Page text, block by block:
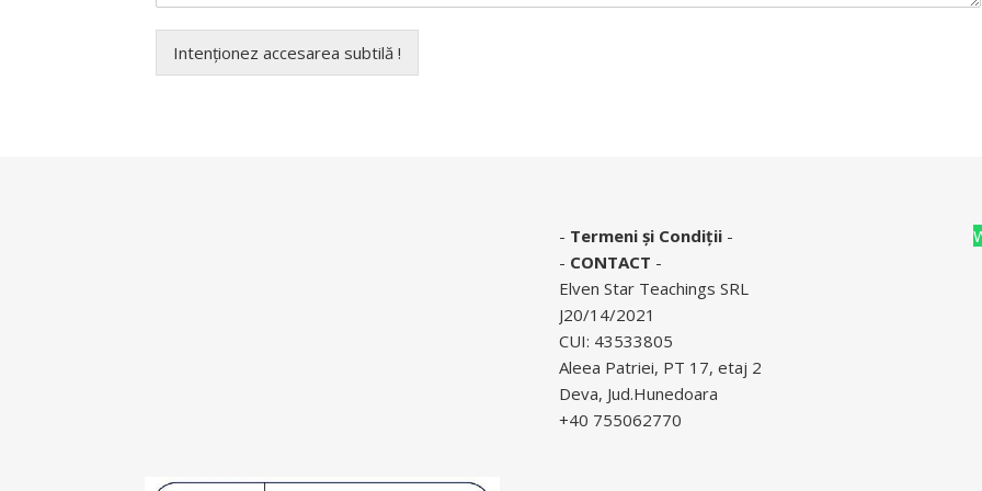
Intenționez accesarea subtilă !
- Termeni și Condiții -
- CONTACT -
Elven Star Teachings SRL
J20/14/2021
CUI: 43533805
Aleea Patriei, PT 17, etaj 2
Deva, Jud.Hunedoara
+40 755062770